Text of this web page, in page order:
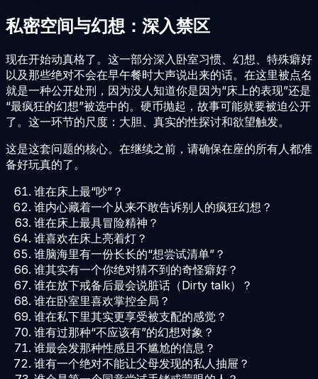
私密空间与幻想：深入禁区
现在开始动真格了。这一部分深入卧室习惯、幻想、特殊癖好
以及那些绝对不会在早午餐时大声说出来的话。在这里被点名
就是一种公开处刑，因为没人知道你是因为“床上的表现”还是
“最疯狂的幻想”被选中的。硬币抛起，故事可能就要被迫公开
了。这一环节的尺度：大胆、真实的性探讨和欲望触发。
这是这套问题的核心。在继续之前，请确保在座的所有人都准
备好玩真的了。
谁在床上最“吵”？
谁内心藏着一个从来不敢告诉别人的疯狂幻想？
谁在床上最具冒险精神？
谁喜欢在床上亮着灯？
谁脑海里有一份长长的“想尝试清单”？
谁其实有一个你绝对猜不到的奇怪癖好？
谁在放下戒备后最会说脏话（Dirty talk）？
谁在卧室里喜欢掌控全局？
谁在私下里其实更享受被支配的感觉？
谁有过那种“不应该有”的幻想对象？
谁最会发那种性感且不尴尬的信息？
谁有一个绝对不能让父母发现的私人抽屉？